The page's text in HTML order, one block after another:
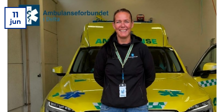
11
jun